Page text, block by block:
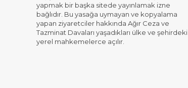
yapmak bir başka sitede yayınlamak izne
bağlıdır. Bu yasağa uymayan ve kopyalama
yapan ziyaretciler hakkında Ağır Ceza ve
Tazminat Davaları yaşadıkları ülke ve şehirdeki
yerel mahkemelerce açılır.